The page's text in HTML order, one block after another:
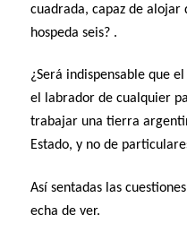
cuadrada, capaz de alojar
hospeda seis? .
¿Será indispensable que
el labrador de cualquier
trabajar una tierra
Estado, y no de
Así sentadas las
echa de ver.